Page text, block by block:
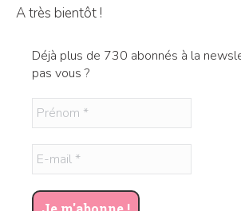
A très bientôt !
Déjà plus de 730 abonnés à la
pas vous ?